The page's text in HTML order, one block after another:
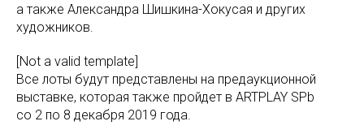
а также Александра Шишкина-Хокусая и других
художников.
[Not a valid template]
Все лоты будут представлены на предаукционной
выставке, которая также пройдет в ARTPLAY SPb
со 2 по 8 декабря 2019 года.